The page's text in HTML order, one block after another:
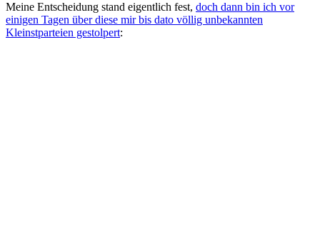
Meine Entscheidung stand eigentlich fest, doch dann bin ich vor
einigen Tagen über diese mir bis dato völlig unbekannten
Kleinstparteien gestolpert: